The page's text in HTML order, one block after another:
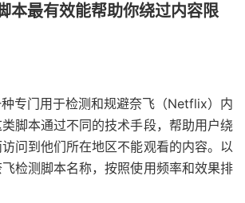
本最有效能帮助你绕过内容限
专门用于检测和规避奈飞（Netflix）内
脚本通过不同的技术手段，帮助用户绕
问到他们所在地区不能观看的内容。以
检测脚本名称，按照使用频率和效果排